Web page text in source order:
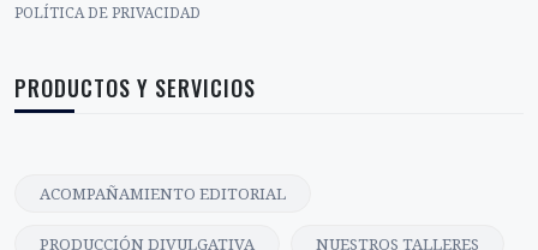
POLÍTICA DE PRIVACIDAD
PRODUCTOS Y SERVICIOS
ACOMPAÑAMIENTO EDITORIAL
PRODUCCIÓN DIVULGATIVA NUESTROS TALLERES